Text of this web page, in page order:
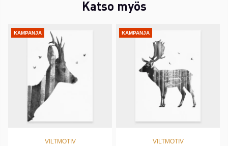
Katso myös
KAMPANJA
VILTMOTIV
KAMPANJA
VILTMOTIV